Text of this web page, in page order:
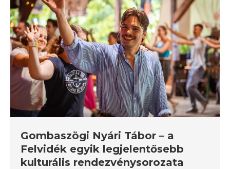
Gombaszögi Nyári Tábor – a
Felvidék egyik legjelentősebb
kulturális rendezvénysorozata